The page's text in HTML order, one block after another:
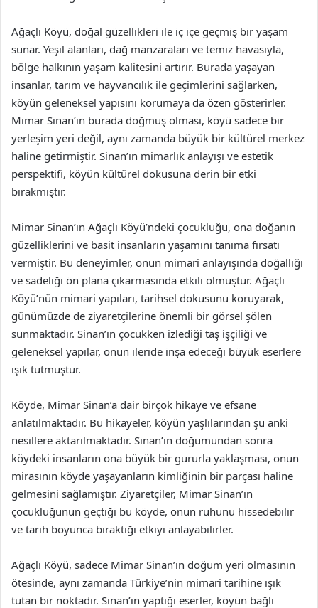
Ağaçlı Köyü, doğal güzellikleri ile iç içe geçmiş bir yaşam
sunar. Yeşil alanları, dağ manzaraları ve temiz havasıyla,
bölge halkının yaşam kalitesini artırır. Burada yaşayan
insanlar, tarım ve hayvancılık ile geçimlerini sağlarken,
köyün geleneksel yapısını korumaya da özen gösterirler.
Mimar Sinan’ın burada doğmuş olması, köyü sadece bir
yerleşim yeri değil, aynı zamanda büyük bir kültürel merkez
haline getirmiştir. Sinan’ın mimarlık anlayışı ve estetik
perspektifi, köyün kültürel dokusuna derin bir etki
bırakmıştır.
Mimar Sinan’ın Ağaçlı Köyü’ndeki çocukluğu, ona doğanın
güzelliklerini ve basit insanların yaşamını tanıma fırsatı
vermiştir. Bu deneyimler, onun mimari anlayışında doğallığı
ve sadeliği ön plana çıkarmasında etkili olmuştur. Ağaçlı
Köyü’nün mimari yapıları, tarihsel dokusunu koruyarak,
günümüzde de ziyaretçilerine önemli bir görsel şölen
sunmaktadır. Sinan’ın çocukken izlediği taş işçiliği ve
geleneksel yapılar, onun ileride inşa edeceği büyük eserlere
ışık tutmuştur.
Köyde, Mimar Sinan’a dair birçok hikaye ve efsane
anlatılmaktadır. Bu hikayeler, köyün yaşlılarından şu anki
nesillere aktarılmaktadır. Sinan’ın doğumundan sonra
köydeki insanların ona büyük bir gururla yaklaşması, onun
mirasının köyde yaşayanların kimliğinin bir parçası haline
gelmesini sağlamıştır. Ziyaretçiler, Mimar Sinan’ın
çocukluğunun geçtiği bu köyde, onun ruhunu hissedebilir
ve tarih boyunca bıraktığı etkiyi anlayabilirler.
Ağaçlı Köyü, sadece Mimar Sinan’ın doğum yeri olmasının
ötesinde, aynı zamanda Türkiye’nin mimari tarihine ışık
tutan bir noktadır. Sinan’ın yaptığı eserler, köyün bağlı